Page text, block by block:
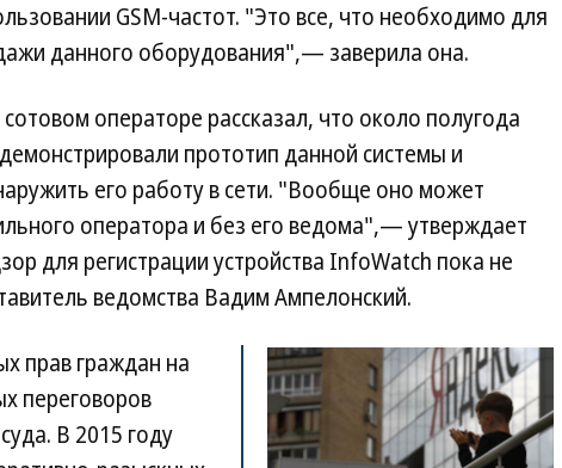
GSM-частот. "Это все, что необходимо для
данного оборудования",— заверила она.
операторе рассказал, что около полугода
прототип данной системы и
его работу в сети. "Вообще оно может
оператора и без его ведома",— утверждает
для регистрации устройства InfoWatch пока не
ведомства Вадим Ампелонский.
прав граждан на
переговоров
В 2015 году